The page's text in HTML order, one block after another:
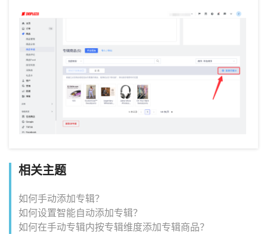
相关主题
如何手动添加专辑？
如何设置智能自动添加专辑？
如何在手动专辑内按专辑维度添加专辑商品？